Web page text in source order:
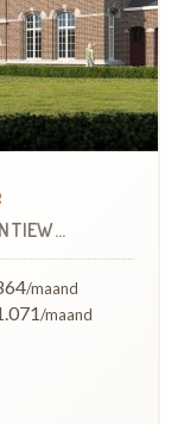
/maand
/maand